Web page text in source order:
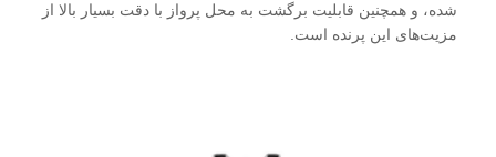
شده، و همچنین قابلیت برگشت به محل پرواز با دقت بسیار بالا از
مزیت‌های این پرنده است.